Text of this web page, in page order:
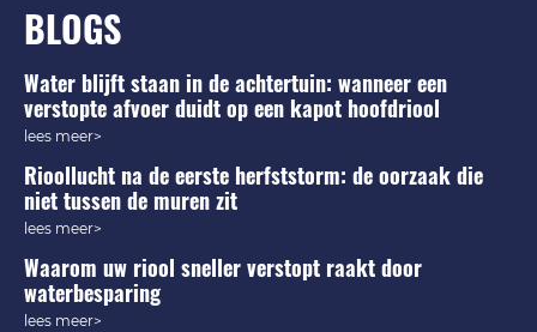
BLOGS
Water blijft staan in de achtertuin: wanneer een
verstopte afvoer duidt op een kapot hoofdriool
lees meer>
Rioollucht na de eerste herfststorm: de oorzaak die
niet tussen de muren zit
lees meer>
Waarom uw riool sneller verstopt raakt door
waterbesparing
lees meer>